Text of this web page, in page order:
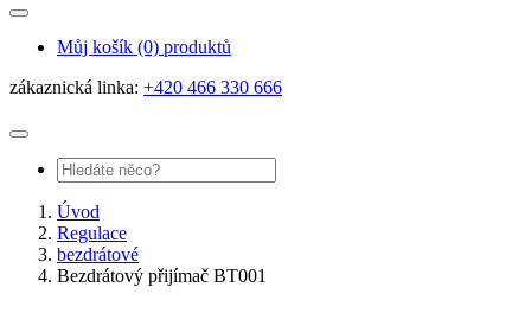
Můj košík (0) produktů
zákaznická linka: +420 466 330 666
Úvod
Regulace
bezdrátové
Bezdrátový přijímač BT001